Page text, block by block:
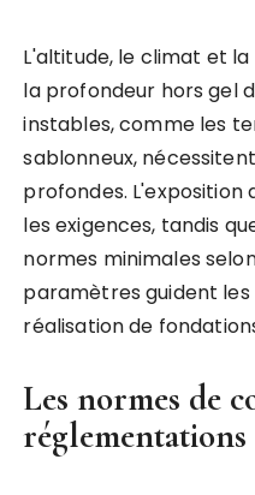
L'altitude, le climat et
la profondeur hors gel
instables, comme les
sablonneux,
profondes. L'exposition
les exigences, tandis
normes minimales
paramètres guident
réalisation de
Les normes de
réglementations